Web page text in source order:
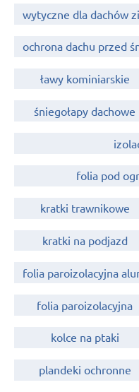
wytyczne dla dachów
ochrona dachu przed
ławy kominiarskie
śniegołapy dachowe
folia pod
kratki trawnikowe
kratki na podjazd
folia paroizolacyjna
folia paroizolacyjna
kolce na ptaki
plandeki ochronne